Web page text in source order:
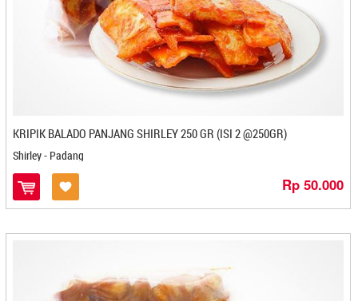
Itiyyy Snack - Medan
IUMK Koperasi - Cilegon
Ivoven - Gorontalo
Jahe Joss - Jogjakarta
Janara - Bontang
Jank Daniels - Bandung
Japung Group - Kediri
Jaya Abadi - Banjarbaru
Jenang Kudus Mubarok - Semarang
Jims Coffee - Bandar Lampung
Kacang Goreng Kebun Jambu - Sibolga
KRIPIK BALADO PANJANG SHIRLEY 250 GR (ISI 2 @250GR)
Shirley - Padang
Rp 50.000